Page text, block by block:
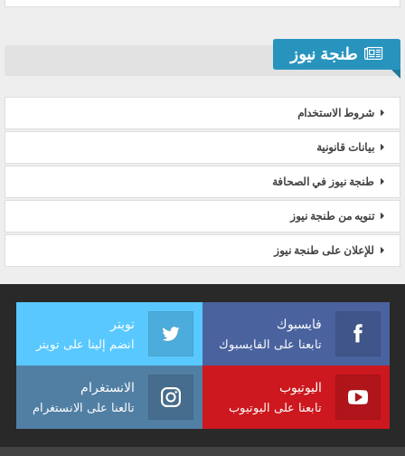
طنجة نيوز
شروط الاستخدام
بيانات قانونية
طنجة نيوز في الصحافة
تنويه من طنجة نيوز
للإعلان على طنجة نيوز
فايسبوك
تابعنا على الفايسبوك
تويتر
انضم إلينا على تويتر
اليوتيوب
تابعنا على اليوتيوب
الانستغرام
تالعنا على الانستغرام